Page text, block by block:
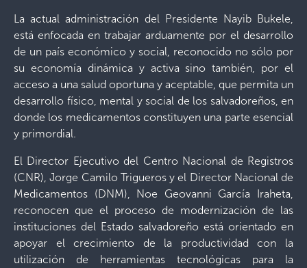
La actual administración del Presidente Nayib Bukele,
está enfocada en trabajar arduamente por el desarrollo
de un país económico y social, reconocido no sólo por
su economía dinámica y activa sino también, por el
acceso a una salud oportuna y aceptable, que permita un
desarrollo físico, mental y social de los salvadoreños, en
donde los medicamentos constituyen una parte esencial
y primordial.
El Director Ejecutivo del Centro Nacional de Registros
(CNR), Jorge Camilo Trigueros y el Director Nacional de
Medicamentos (DNM), Noe Geovanni García Iraheta,
reconocen que el proceso de modernización de las
instituciones del Estado salvadoreño está orientado en
apoyar el crecimiento de la productividad con la
utilización de herramientas tecnológicas para la